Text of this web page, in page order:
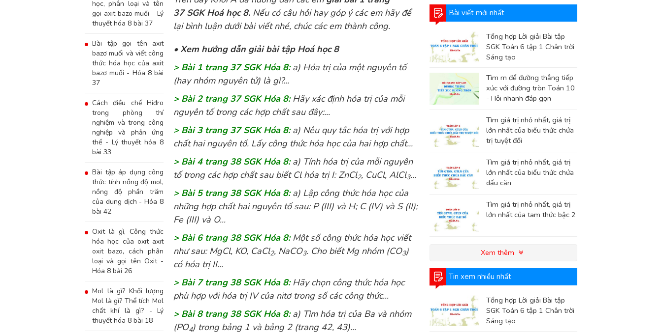
học, phân loại và tên
gọi axit bazo muối - Lý
thuyết hóa 8 bài 37
Bài tập gọi tên axit
bazơ muối và viết công
thức hóa học của axit
bazơ muối - Hóa 8 bài
37
Cách điều chế Hiđro
trong phòng thí
nghiệm và trong công
nghiệp và phản ứng
thế - Lý thuyết hóa 8
bài 33
Bài tập áp dụng công
thức tính nồng độ mol,
nồng độ phần trăm
của dung dịch - Hóa 8
bài 42
Oxit là gì, Công thức
hóa học của oxit axit
oxit bazo, cách phân
loại và gọi tên Oxit -
Hóa 8 bài 26
Mol là gì? Khối lượng
Mol là gì? Thể tích Mol
chất khí là gì? - Lý
thuyết hóa 8 bài 18
37SGK Hoá học 8. Nếu có câu hỏi hay góp ý các em hãy để
lại bình luận dưới bài viết nhé, chúc các em thành công.
• Xem hướng dẫn giải bài tập Hoá học 8
> Bài 1 trang 37 SGK Hóa 8: a) Hóa trị của một nguyên tố
(hay nhóm nguyên tử) là gì?...
> Bài 2 trang 37 SGK Hóa 8:Hãy xác định hóa trị của mỗi
nguyên tố trong các hợp chất sau đây:...
> Bài 3 trang 37 SGK Hóa 8:a) Nêu quy tắc hóa trị với hợp
chất hai nguyên tố. Lấy công thức hóa học của hai hợp chất...
> Bài 4 trang 38 SGK Hóa 8:a) Tính hóa trị của mỗi nguyên
tố trong các hợp chất sau biết Cl hóa trị I: ZnCl2, CuCl, AlCl3...
> Bài 5 trang 38 SGK Hóa 8:a) Lập công thức hóa học của
những hợp chất hai nguyên tố sau: P (III) và H; C (IV) và S (II);
Fe (III) và O...
> Bài 6 trang 38 SGK Hóa 8:Một số công thức hóa học viết
như sau: MgCl, KO, CaCl2, NaCO3. Cho biết Mg nhóm (CO3)
có hóa trị II...
> Bài 7 trang 38 SGK Hóa 8:Hãy chọn công thức hóa học
phù hợp với hóa trị IV của nitơ trong số các công thức...
> Bài 8 trang 38 SGK Hóa 8:a) Tìm hóa trị của Ba và nhóm
(PO4) trong bảng 1 và bảng 2 (trang 42, 43)...
Bài viết mới nhất
Tổng hợp Lời giải Bài tập
SGK Toán 6 tập 1 Chân trời
Sáng tạo
Tìm m để đường thẳng tiếp
xúc với đường tròn Toán 10
- Hỏi nhanh đáp gọn
Tìm giá trị nhỏ nhất, giá trị
lớn nhất của biểu thức chứa
trị tuyệt đối
Tìm giá trị nhỏ nhất, giá trị
lớn nhất của biểu thức chứa
dấu căn
Tìm giá trị nhỏ nhất, giá trị
lớn nhất của tam thức bậc 2
Xem thêm
Tin xem nhiều nhất
Tổng hợp Lời giải Bài tập
SGK Toán 6 tập 1 Chân trời
Sáng tạo